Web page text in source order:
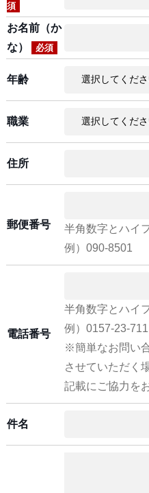
須
お名前（か
な）
必須
年齢
職業
住所
郵便番号
半角数字とハイ
例）090-8501
電話番号
半角数字とハイ
例）0157-23-
※簡単なお問い
させていただく
記載にご協力を
件名